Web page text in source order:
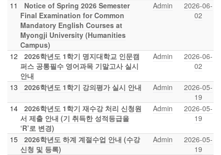
11
Notice of Spring 2026 Semester
Final Examination for Common
Mandatory English Courses at
Myongji University (Humanities
Campus)
Admin
2026-06-
02
12
2026학년도 1학기 명지대학교 인문캠
퍼스 공통필수 영어과목 기말고사 실시
안내
Admin
2026-06-
02
13 2026학년도 1학기 강의평가 실시 안내 Admin
2026-05-
19
14
2026학년도 1학기 재수강 처리 신청원
서 제출 안내 (기 취득한 성적등급을
‘R’로 변경)
Admin
2026-05-
19
15
2026학년도 하계 계절수업 안내 (수강
신청 및 등록)
Admin
2026-05-
19